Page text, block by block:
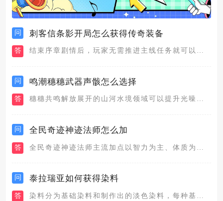
问 刺客信条影开局怎么获得传奇装备
答 结束序章剧情后，玩家无需推进主线任务就可以在初始区域获取多件...
问 鸣潮穗穗武器声骸怎么选择
答 穗穗共鸣解放展开的山河水境领域可以提升光噪、霜渐、聚爆、电磁...
问 全民奇迹神迹法师怎么加
答
问 泰拉瑞亚如何获得染料
答